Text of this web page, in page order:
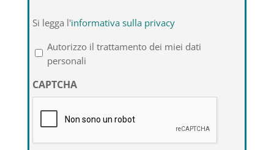
legga
l'informativa
sulla
privacy
*
Si legga l'informativa sulla privacy
Autorizzo il trattamento dei miei dati
personali
CAPTCHA